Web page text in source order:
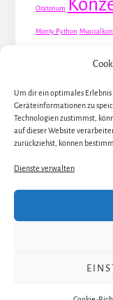
Um dir ein optimales
Geräteinformationen zu
Technologien zustimmst,
auf dieser Website
zurückziehst, können
Dienste verwalten
Oratorium
Monty Python
Premiere
Dirie
ALLE
ALLE
Copyright